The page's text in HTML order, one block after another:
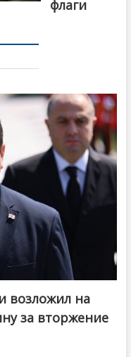
флаги
возложил на
за вторжение